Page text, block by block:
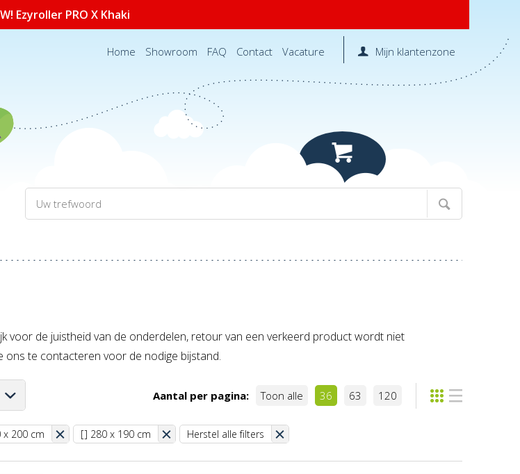
Ezyroller PRO X Khaki
Home Showroom FAQ Contact Vacature Mijn klantenzone
voor de juistheid van de onderdelen, retour van een verkeerd product wordt niet
ons te contacteren voor de nodige bijstand.
Aantal per pagina: Toon alle 36 63 120
x 200 cm [] 280 x 190 cm Herstel alle filters